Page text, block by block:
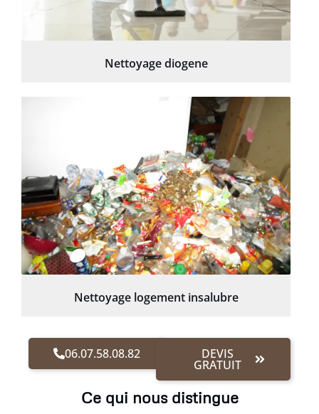
Nettoyage diogene
Nettoyage logement insalubre
06.07.58.08.82 DEVIS
GRATUIT
Ce qui nous distingue